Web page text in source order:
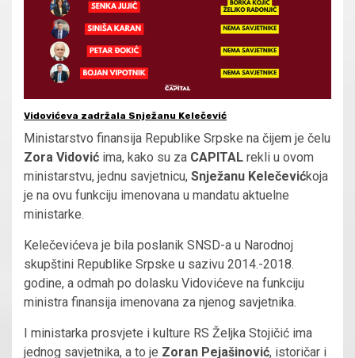
Vidovićeva zadržala Snježanu Kelečević
Ministarstvo finansija Republike Srpske na čijem je čelu
Zora Vidović ima, kako su za CAPITAL rekli u ovom
ministarstvu, jednu savjetnicu, Snježanu Kelečevićkoja
je na ovu funkciju imenovana u mandatu aktuelne
ministarke.
Kelečevićeva je bila poslanik SNSD-a u Narodnoj
skupštini Republike Srpske u sazivu 2014.-2018.
godine, a odmah po dolasku Vidovićeve na funkciju
ministra finansija imenovana za njenog savjetnika.
I ministarka prosvjete i kulture RS Željka Stojičić ima
jednog savjetnika, a to je Zoran Pejašinović, istoričar i